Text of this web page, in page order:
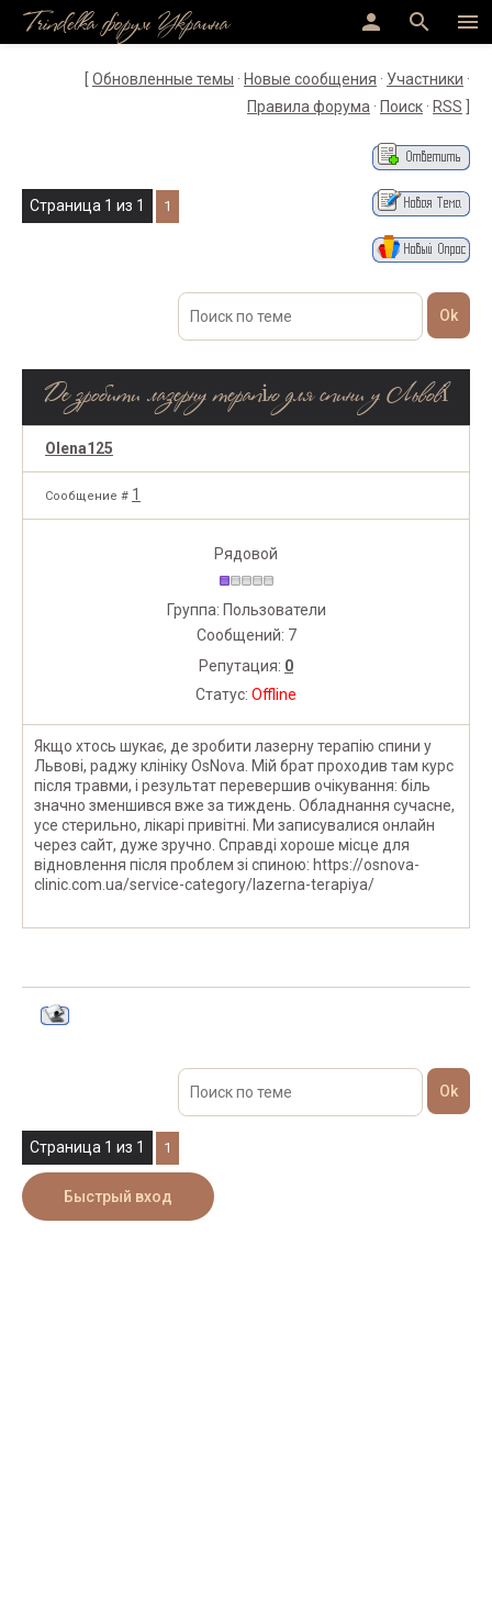
menu
search
person
Trindelka форум Украина
Обновленные темы · Новые сообщения · Участники ·
Правила форума · Поиск · RSS
Страница 1 из 1 1
Де зробити лазерну терапію для спини у Львові
Olena125
Сообщение # 1
Рядовой
Группа: Пользователи
Сообщений: 7
Репутация: 0
Статус: Offline
Якщо хтось шукає, де зробити лазерну терапію спини у
Львові, раджу клініку OsNova. Мій брат проходив там курс
після травми, і результат перевершив очікування: біль
значно зменшився вже за тиждень. Обладнання сучасне,
усе стерильно, лікарі привітні. Ми записувалися онлайн
через сайт, дуже зручно. Справді хороше місце для
відновлення після проблем зі спиною: https://osnova-
clinic.com.ua/service-category/lazerna-terapiya/
Страница 1 из 1 1